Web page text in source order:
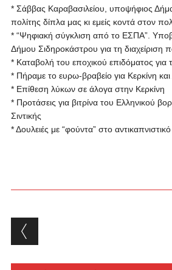
* Σάββας Καραβασιλείου, υποψήφιος
πολίτης δίπλα μας κι εμείς κοντά στον
* “Ψηφιακή σύγκλιση από το ΕΣΠΑ”.
Δήμου Σιδηροκάστρου για τη διαχείριση
* Καταβολή του εποχικού επιδόματος για
* Πήραμε το ευρω-βραβείο για Κερκίνη
* Επίθεση λύκων σε άλογα στην Κερκίνη
* Προτάσεις για βιτρίνα του Ελληνικού
Σιντικής
* Δουλειές με “φούντα” στο
Post navigation